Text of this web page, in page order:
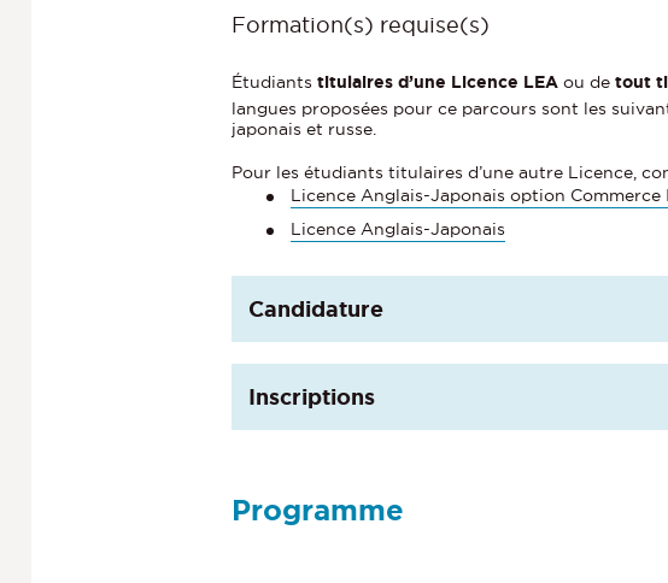
Formation(s) requise(s)
Étudiants titulaires d’une Licence LEA ou de tout
langues proposées pour ce parcours sont les
japonais et russe.
Pour les étudiants titulaires d’une autre Licence,
Licence Anglais-Japonais option
Licence Anglais-Japonais
Candidature
Inscriptions
Programme